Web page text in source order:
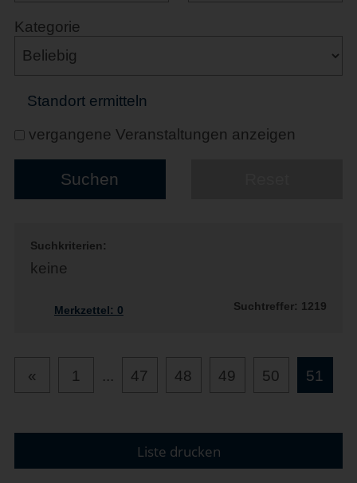
Kategorie
Standort ermitteln
vergangene Veranstaltungen anzeigen
Suchkriterien:
keine
Merkzettel: 0 Suchtreffer: 1219
« 1 ... 47 48 49 50 51
Liste drucken